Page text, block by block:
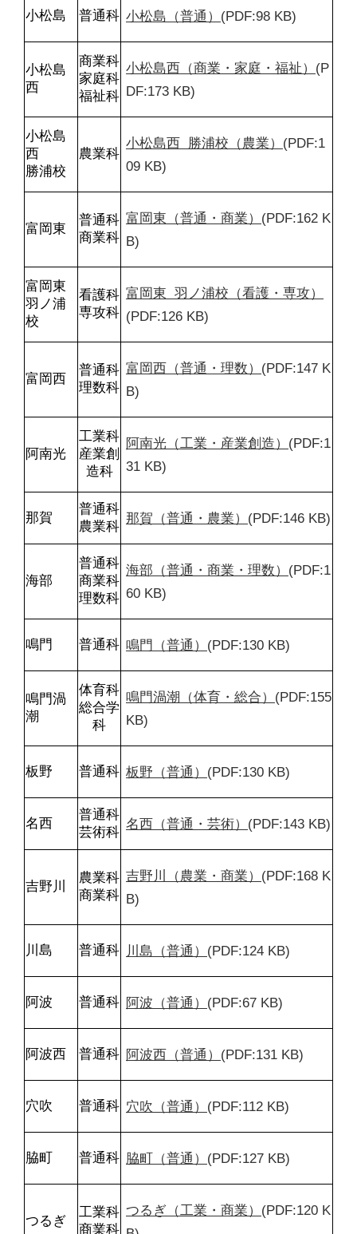
小松島 普通科 小松島（普通） (PDF:98 KB)
小松島
西
商業科
家庭科
福祉科
小松島西（商業・家庭・福祉） (P
DF:173 KB)
小松島
西
勝浦校
農業科
小松島西  勝浦校（農業） (PDF:1
09 KB)
富岡東
普通科
商業科
富岡東（普通・商業） (PDF:162 K
B)
富岡東
羽ノ浦
校
看護科
専攻科
富岡東  羽ノ浦校（看護・専攻）
(PDF:126 KB)
富岡西
普通科
理数科
富岡西（普通・理数） (PDF:147 K
B)
阿南光
工業科
産業創
造科
阿南光（工業・産業創造） (PDF:1
31 KB)
那賀
普通科
農業科
那賀（普通・農業） (PDF:146 KB)
海部
普通科
商業科
理数科
海部（普通・商業・理数） (PDF:1
60 KB)
鳴門 普通科 鳴門（普通） (PDF:130 KB)
鳴門渦
潮
体育科
総合学
科
鳴門渦潮（体育・総合） (PDF:155
KB)
板野 普通科 板野（普通） (PDF:130 KB)
名西
普通科
芸術科
名西（普通・芸術） (PDF:143 KB)
吉野川
農業科
商業科
吉野川（農業・商業） (PDF:168 K
B)
川島 普通科 川島（普通） (PDF:124 KB)
阿波 普通科 阿波（普通） (PDF:67 KB)
阿波西 普通科 阿波西（普通） (PDF:131 KB)
穴吹 普通科 穴吹（普通） (PDF:112 KB)
脇町 普通科 脇町（普通） (PDF:127 KB)
つるぎ
工業科
商業科
つるぎ（工業・商業） (PDF:120 K